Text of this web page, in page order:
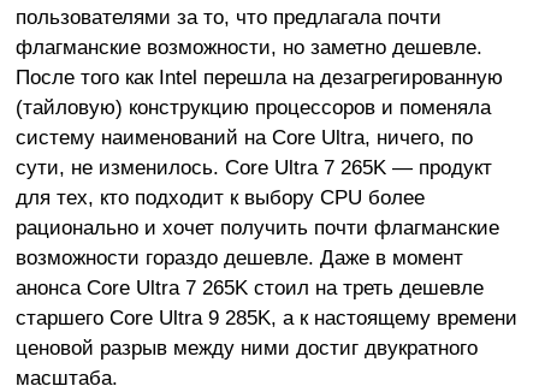
пользователями за то, что предлагала почти
флагманские возможности, но заметно дешевле.
После того как Intel перешла на дезагрегированную
(тайловую) конструкцию процессоров и поменяла
систему наименований на Core Ultra, ничего, по
сути, не изменилось. Core Ultra 7 265K — продукт
для тех, кто подходит к выбору CPU более
рационально и хочет получить почти флагманские
возможности гораздо дешевле. Даже в момент
анонса Core Ultra 7 265K стоил на треть дешевле
старшего Core Ultra 9 285K, а к настоящему времени
ценовой разрыв между ними достиг двукратного
масштаба.